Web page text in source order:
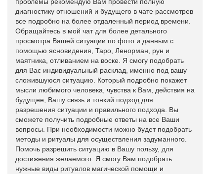
диагностику отношений и будущего в чате рассмотрев
все подробно на более отдаленный период времени.
Обращайтесь в мой чат для более детального
просмотра Вашей ситуации по фото и данным с
помощью ясновидения, Таро, Ленорман, рун и
маятника, отливанием на воске. Я смогу подобрать
для Вас индивидуальный расклад, именно под вашу
сложившуюся ситуацию. Который подробно покажет
мысли любимого человека, чувства к Вам, действия на
будущее, Вашу связь и тонкий подход для
разрешения ситуации и правильного подхода. Вы
сможете получить подробные ответы на все Ваши
вопросы. При необходимости можно будет подобрать
методы и ритуалы для осуществления задуманного.
Помочь разрешить ситуацию в Вашу пользу, для
достижения желаемого. Я смогу Вам подобрать
нужные виды ритуалов магической помощи и